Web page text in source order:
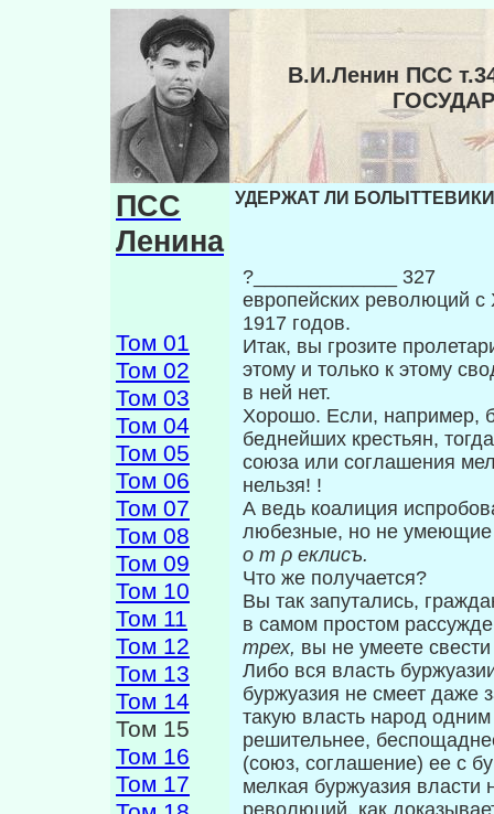
В.И.Ленин ПСС
ПСС
Ленина
Том 01
Том 02
Том 03
Том 04
Том 05
Том 06
Том 07
Том 08
Том 09
Том 10
Том 11
Том 12
Том 13
Том 14
Том 15
Том 16
Том 17
УДЕРЖАТ ЛИ
?_____________ 327
европейских революций
1917 го­дов.
Итак, вы грозите
этому и только к этому
в ней нет.
Хорошо. Если, например,
беднейших кре­стьян,
союза или соглашения
нельзя! !
А ведь коалиция
любезные, но не умеющие
о m ρ еклисъ.
Что же получается?
Вы так запутались,
в самом простом
трех, вы не умеете
Либо вся власть
буржуазия не смеет даже
такую власть народ
решительнее,
(союз, соглашение) ее с
мелкая буржуазия власти